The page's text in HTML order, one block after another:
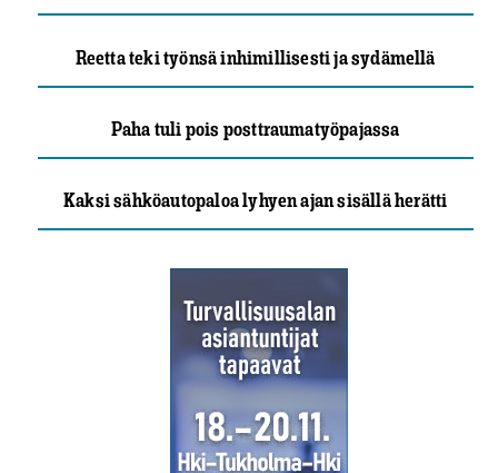
Reetta teki työnsä inhimillisesti ja sydämellä
Paha tuli pois posttraumatyöpajassa
Kaksi sähköautopaloa lyhyen ajan sisällä herätti